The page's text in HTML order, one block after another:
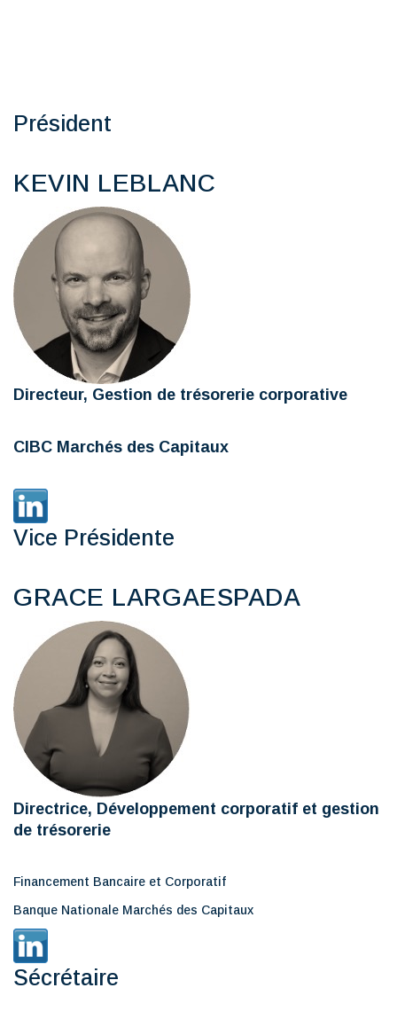
Président
KEVIN LEBLANC
Directeur, Gestion de trésorerie corporative
CIBC Marchés des Capitaux
Vice Présidente
GRACE LARGAESPADA
Directrice, Développement corporatif et gestion
de trésorerie
Financement Bancaire et Corporatif
Banque Nationale Marchés des Capitaux
Sécrétaire